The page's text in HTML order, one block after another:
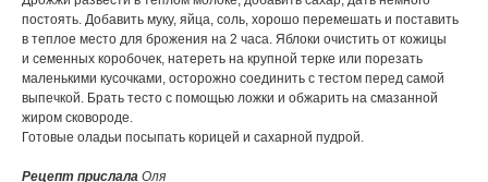
постоять. Добавить муку, яйца, соль, хорошо перемешать и поставить
в теплое место для брожения на 2 часа. Яблоки очистить от кожицы
и семенных коробочек, натереть на крупной терке или порезать
маленькими кусочками, осторожно соединить с тестом перед самой
выпечкой. Брать тесто с помощью ложки и обжарить на смазанной
жиром сковороде.
Готовые оладьи посыпать корицей и сахарной пудрой.
Рецепт прислала Оля